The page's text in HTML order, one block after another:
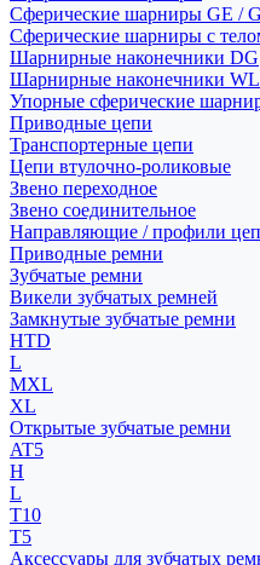
Сферические шарниры GE /
Сферические шарниры с
Шарнирные наконечники DG
Шарнирные наконечники
Упорные сферические
Приводные цепи
Транспортерные цепи
Цепи втулочно-роликовые
Звено переходное
Звено соединительное
Направляющие / профили
Приводные ремни
Зубчатые ремни
Викели зубчатых ремней
Замкнутые зубчатые ремни
HTD
L
MXL
XL
Открытые зубчатые ремни
AT5
H
L
T10
T5
Аксессуары для зубчатых